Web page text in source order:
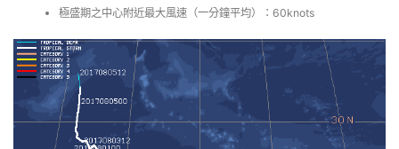
極盛期之中心附近最大風速（一分鐘平均）：60knots